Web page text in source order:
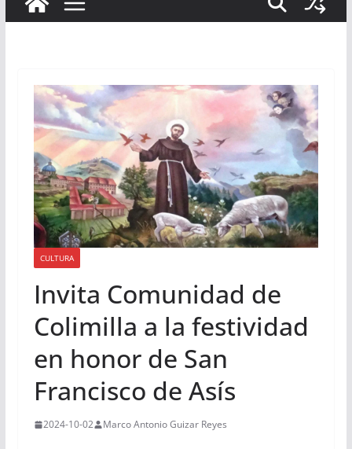
CULTURA
Invita Comunidad de
Colimilla a la festividad
en honor de San
Francisco de Asís
2024-10-02 Marco Antonio Guizar Reyes